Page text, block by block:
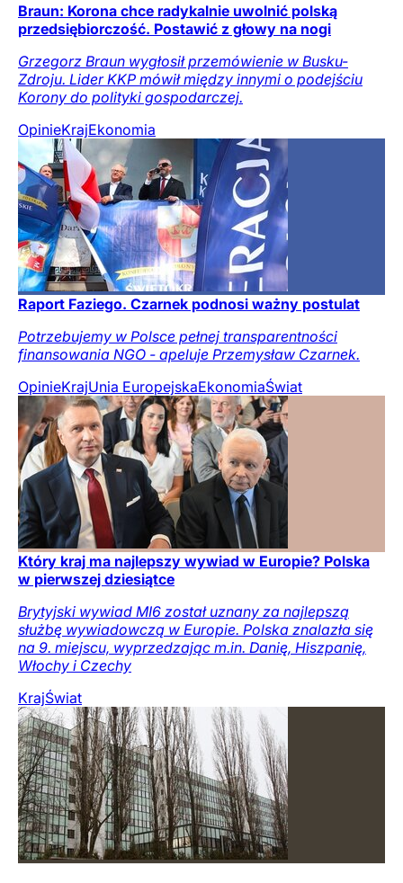
Braun: Korona chce radykalnie uwolnić polską
przedsiębiorczość. Postawić z głowy na nogi
Grzegorz Braun wygłosił przemówienie w Busku-
Zdroju. Lider KKP mówił między innymi o podejściu
Korony do polityki gospodarczej.
OpinieKrajEkonomia
Raport Faziego. Czarnek podnosi ważny postulat
Potrzebujemy w Polsce pełnej transparentności
finansowania NGO - apeluje Przemysław Czarnek.
OpinieKrajUnia EuropejskaEkonomiaŚwiat
Który kraj ma najlepszy wywiad w Europie? Polska
w pierwszej dziesiątce
Brytyjski wywiad MI6 został uznany za najlepszą
służbę wywiadowczą w Europie. Polska znalazła się
na 9. miejscu, wyprzedzając m.in. Danię, Hiszpanię,
Włochy i Czechy
KrajŚwiat